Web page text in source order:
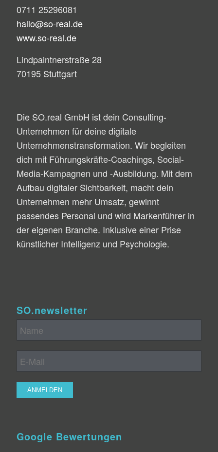
0711 25296081
hallo@so-real.de
www.so-real.de
Lindpaintnerstraße 28
70195 Stuttgart
Die SO.real GmbH ist dein Consulting-
Unternehmen für deine digitale
Unternehmenstransformation. Wir begleiten
dich mit Führungskräfte-Coachings, Social-
Media-Kampagnen und -Ausbildung. Mit dem
Aufbau digitaler Sichtbarkeit, macht dein
Unternehmen mehr Umsatz, gewinnt
passendes Personal und wird Markenführer in
der eigenen Branche. Inklusive einer Prise
künstlicher Intelligenz und Psychologie.
SO.newsletter
Google Bewertungen